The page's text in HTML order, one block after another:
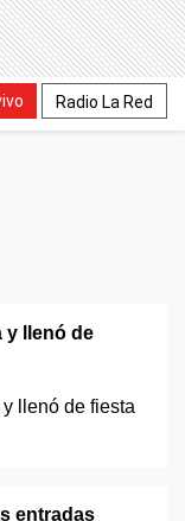
Radio La Red
y llenó de
entradas